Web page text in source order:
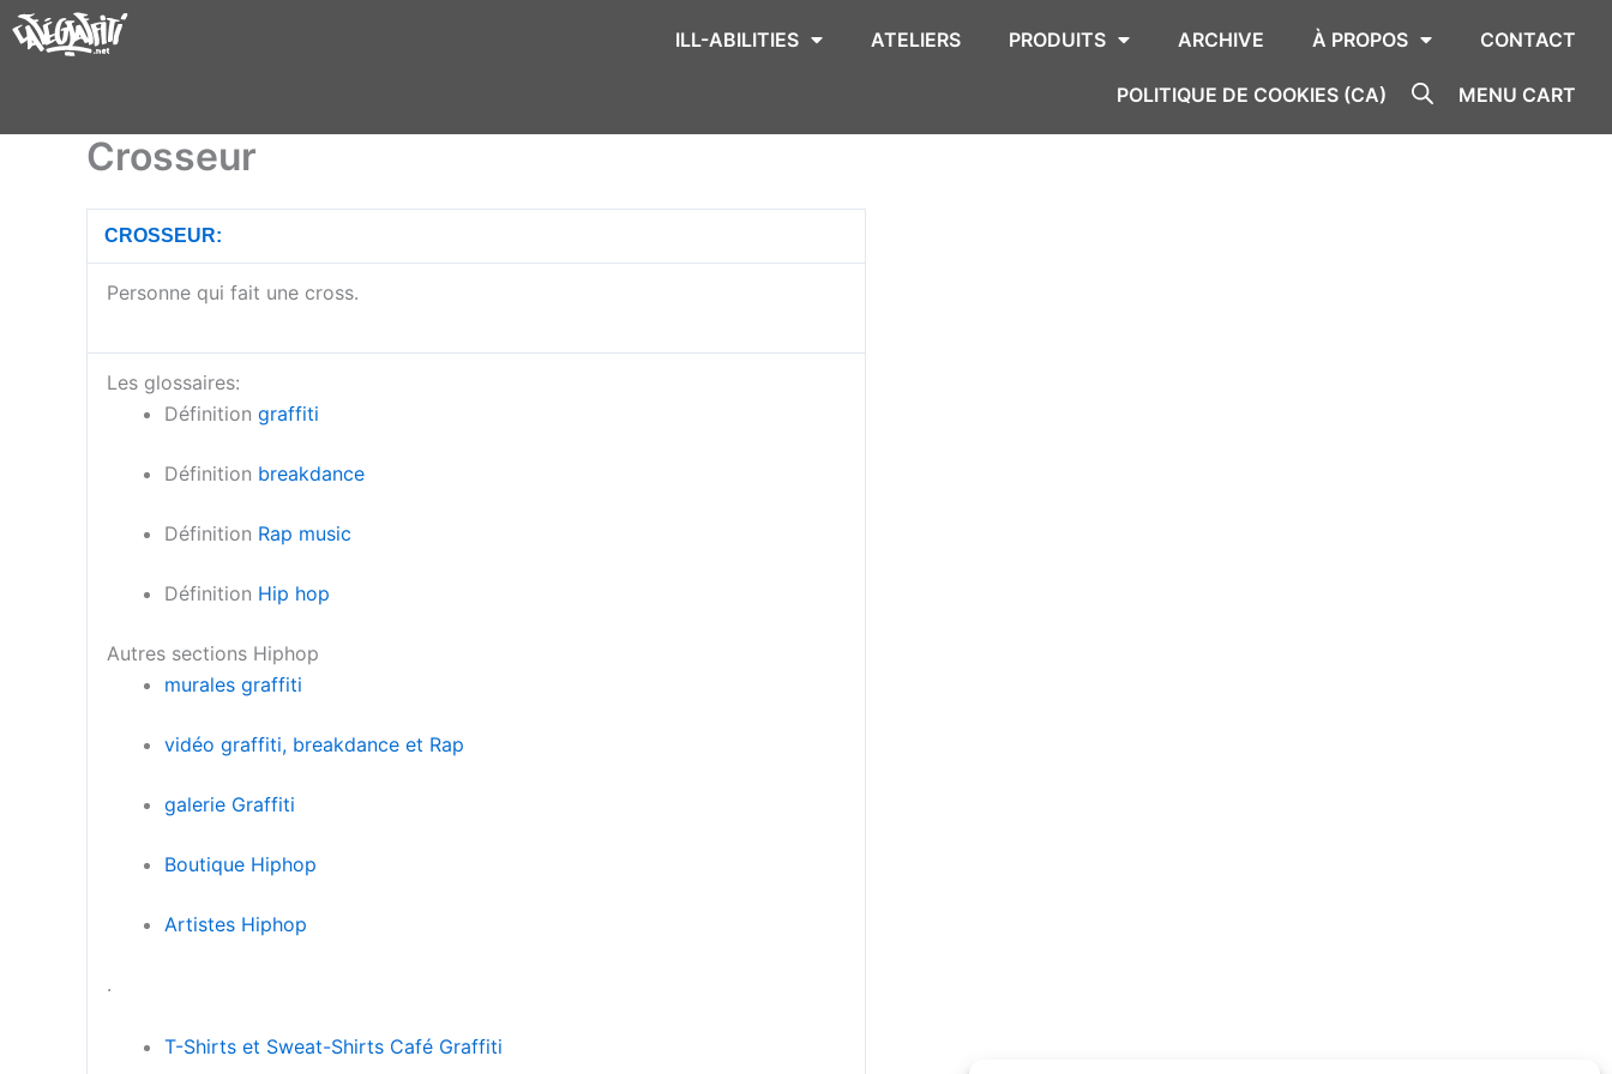
Aller
au
ILL-ABILITIES ATELIERS PRODUITS ARCHIVE À PROPOS CONTACT
POLITIQUE DE COOKIES (CA) MENU CART
Crosseur
CROSSEUR:
Personne qui fait une cross.
Les glossaires:
Définition graffiti
Définition breakdance
Définition Rap music
Définition Hip hop
Autres sections Hiphop
murales graffiti
vidéo graffiti, breakdance et Rap
galerie Graffiti
Boutique Hiphop
Artistes Hiphop
.
T-Shirts et Sweat-Shirts Café Graffiti